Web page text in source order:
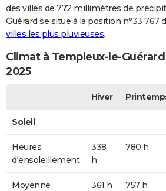
des villes de 772 millimètres de
Guérard se situe à la position n°33 767
villes les plus pluvieuses.
Climat à Templeux-le-
2025
Hiver
Soleil
Heures
d'ensoleillement
338
h
780 h
Moyenne
361 h 757 h